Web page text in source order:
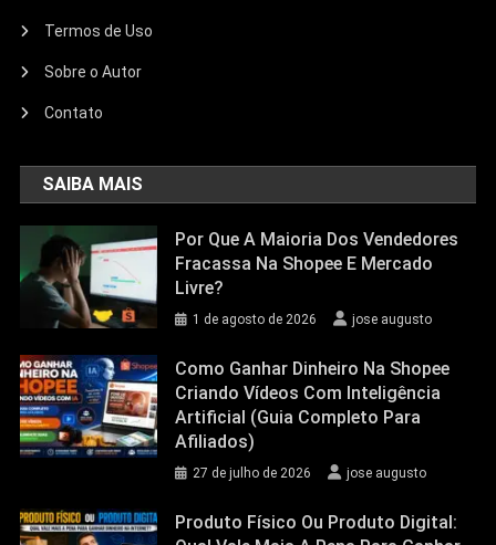
Termos de Uso
Sobre o Autor
Contato
SAIBA MAIS
Por Que A Maioria Dos Vendedores
Fracassa Na Shopee E Mercado
Livre?
1 de agosto de 2026 jose augusto
Como Ganhar Dinheiro Na Shopee
Criando Vídeos Com Inteligência
Artificial (Guia Completo Para
Afiliados)
27 de julho de 2026 jose augusto
Produto Físico Ou Produto Digital: